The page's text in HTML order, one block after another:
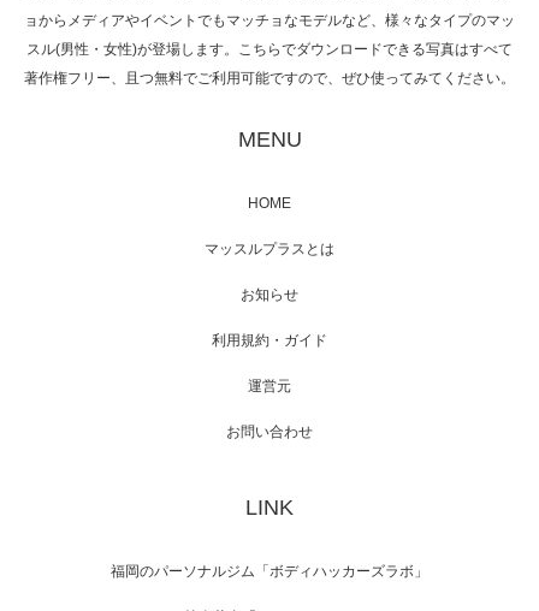
映画「メカバース」舞台挨拶へマッスルプラ
【TV】NHK BS「COOL JAPAN 」にてマッス
「ねとらぼ」さんに…
ョからメディアやイベントでもマッチョなモデルなど、様々なタイプのマッ
スル(男性・女性)が登場します。こちらでダウンロードできる写真はすべて
著作権フリー、且つ無料でご利用可能ですので、ぜひ使ってみてください。
MENU
HOME
マッスルプラスとは
お知らせ
利用規約・ガイド
運営元
お問い合わせ
LINK
福岡のパーソナルジム「ボディハッカーズラボ」